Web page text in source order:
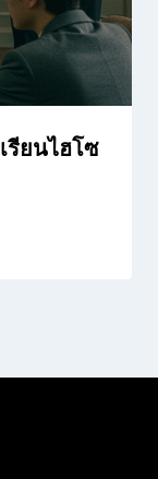
รียนไฮโซ